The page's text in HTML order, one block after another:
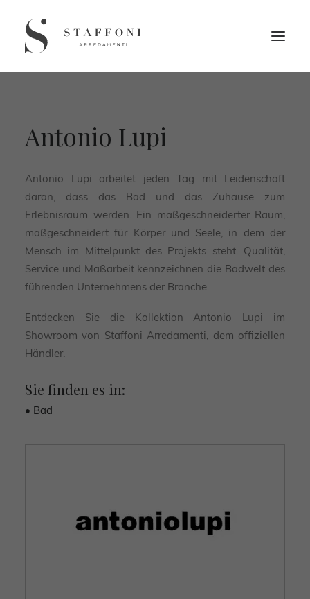
Antonio Lupi
Antonio Lupi arbeitet jeden Tag mit Leidenschaft
daran, dass das Bad und das Zuhause zum
Erlebnisraum werden. Ein maßgeschneiderter Raum,
maßgeschneidert für Körper und Seele, in dem der
Mensch im Mittelpunkt des Projekts steht. Qualität,
Service und Maßarbeit kennzeichnen die Badwelt des
führenden Unternehmens der Branche.
Entdecken Sie die Kollektion Antonio Lupi im
Showroom von Staffoni Arredamenti, dem offiziellen
Händler.
Sie finden es in:
• Bad